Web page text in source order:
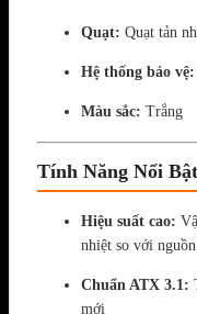
Quạt: Quạt tản
Hệ thống bảo vệ:
Màu sắc: Trắng
Tính Năng Nổi Bật
Hiệu suất cao:
nhiệt so với
Chuẩn ATX 3.1:
mới